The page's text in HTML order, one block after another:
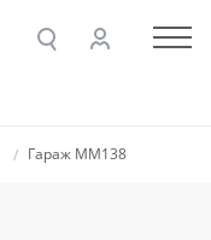
Гараж ММ138